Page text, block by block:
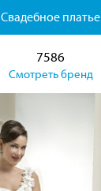
Свадебное платье
7586
Смотреть бренд